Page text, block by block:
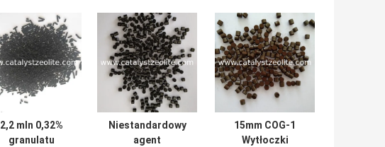
2,2 mln 0,32%
granulatu
Niestandardowy
agent
15mm COG-1
Wytłoczki